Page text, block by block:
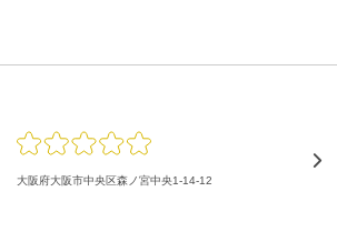
大阪府大阪市中央区森ノ宮中央1-14-12